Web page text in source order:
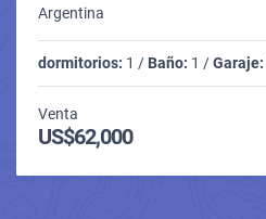
Argentina
dormitorios: 1 / Baño: 1 /Garaje:
Venta
US$62,000